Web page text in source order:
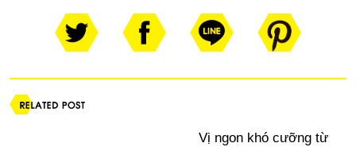
Vị ngon khó cưỡng từ